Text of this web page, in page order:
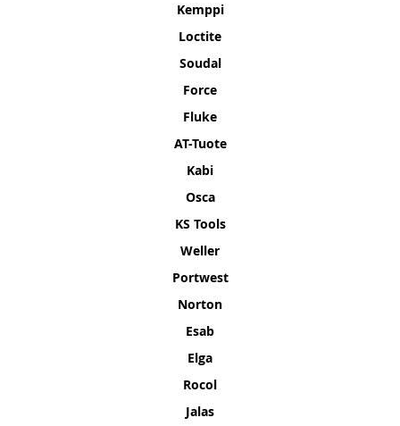
Kemppi
Loctite
Soudal
Force
Fluke
AT-Tuote
Kabi
Osca
KS Tools
Weller
Portwest
Norton
Esab
Elga
Rocol
Jalas